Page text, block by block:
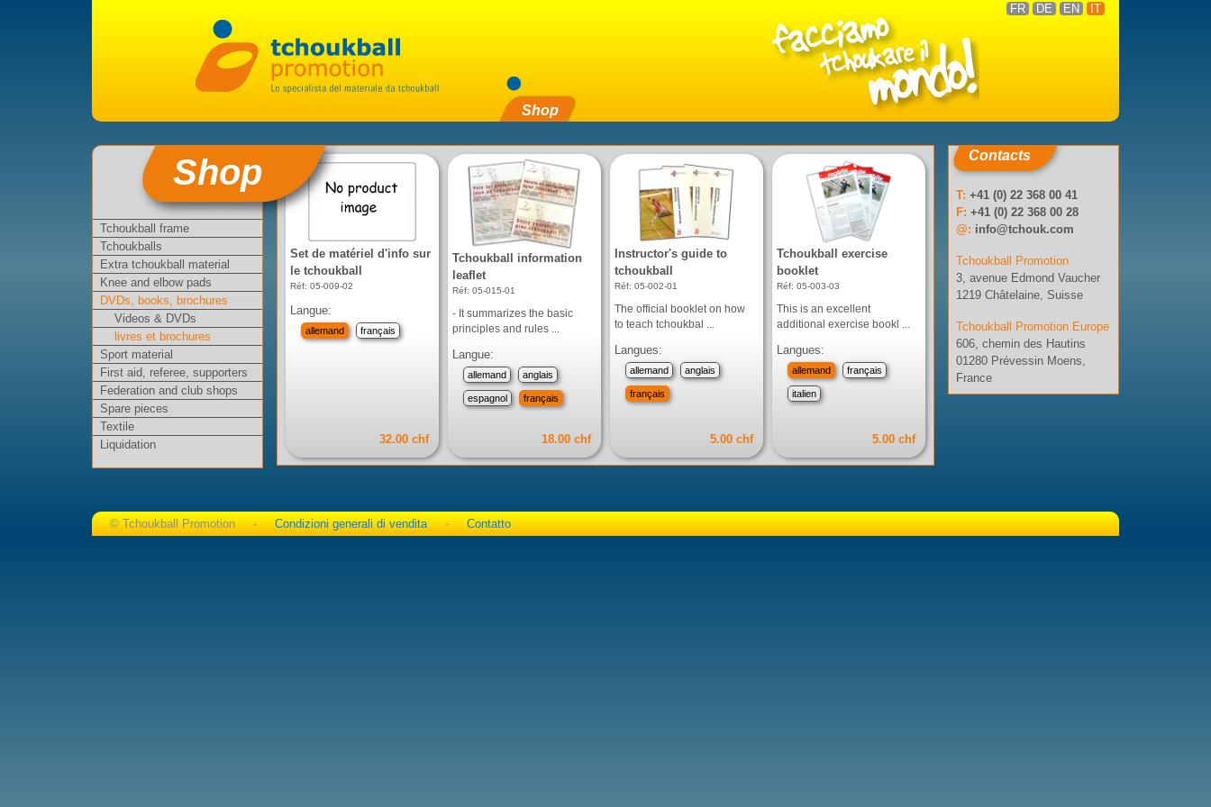
Shop
FR DE EN IT
Shop
Tchoukball frame
Tchoukballs
Extra tchoukball material
Knee and elbow pads
DVDs, books, brochures
Videos & DVDs
livres et brochures
Sport material
First aid, referee, supporters
Federation and club shops
Spare pieces
Textile
Liquidation
Set de matériel d'info sur
le tchoukball
Réf: 05-009-02
Langue:
allemand français
32.00 chf
Tchoukball information
leaflet
Réf: 05-015-01
- It summarizes the basic
principles and rules ...
Langue:
allemand anglais
espagnol français
18.00 chf
Instructor's guide to
tchoukball
Réf: 05-002-01
The official booklet on how
to teach tchoukbal ...
Langues:
allemand anglais
français
5.00 chf
Tchoukball exercise
booklet
Réf: 05-003-03
This is an excellent
additional exercise bookl ...
Langues:
allemand français
italien
5.00 chf
Contacts
T: +41 (0) 22 368 00 41
F: +41 (0) 22 368 00 28
@: info@tchouk.com
Tchoukball Promotion
3, avenue Edmond Vaucher
1219 Châtelaine, Suisse
Tchoukball Promotion Europe
606, chemin des Hautins
01280 Prévessin Moens,
France
© Tchoukball Promotion - Condizioni generali di vendita- Contatto